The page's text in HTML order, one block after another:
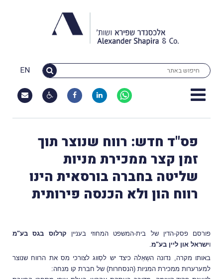
EN
פס"ד חדש: רווח שנוצר תוך
זמן קצר ממכירת מניות
שליטה בחברה בורסאית הינו
רווח הון ולא הכנסה פירותית
פורסם פסק-הדין של בית-המשפט המחוזי בעניין קרלוס בגס בע"מ
וישראל און ליין בע"מ
באותו מקרה, נדונה השְאֵלה כיצד יש לסַווג לצורכי מס את הרווח שנוצר
למערערות ממכירת המניות (הנסחרות) של חברת קו מנחה: